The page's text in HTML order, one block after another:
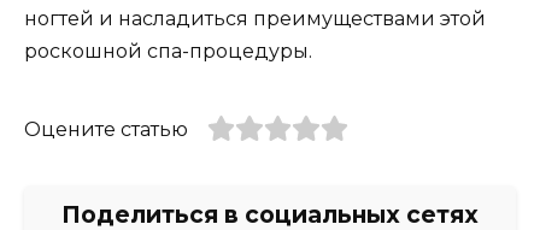
ногтей и насладиться преимуществами этой
роскошной спа-процедуры.
Оцените статью